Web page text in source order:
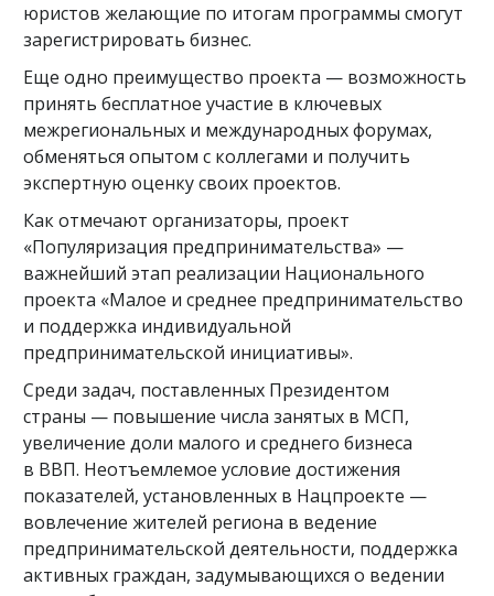
юристов желающие по итогам программы смогут
зарегистрировать бизнес.
Еще одно преимущество проекта — возможность
принять бесплатное участие в ключевых
межрегиональных и международных форумах,
обменяться опытом с коллегами и получить
экспертную оценку своих проектов.
Как отмечают организаторы, проект
«Популяризация предпринимательства» —
важнейший этап реализации Национального
проекта «Малое и среднее предпринимательство
и поддержка индивидуальной
предпринимательской инициативы».
Среди задач, поставленных Президентом
страны — повышение числа занятых в МСП,
увеличение доли малого и среднего бизнеса
в ВВП. Неотъемлемое условие достижения
показателей, установленных в Нацпроекте —
вовлечение жителей региона в ведение
предпринимательской деятельности, поддержка
активных граждан, задумывающихся о ведении